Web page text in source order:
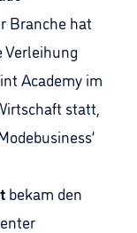
Branche hat
Verleihung
Academy im
statt,
bekam den